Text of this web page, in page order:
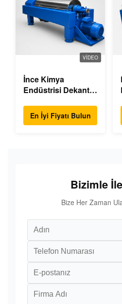
VIDEO
İnce Kimya
Endüstrisi Dekantör
En İyi Fiyatı Bulun
Bizimle
Bize Her Zaman